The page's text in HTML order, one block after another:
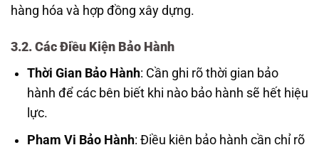
hàng hóa và hợp đồng xây dựng.
3.2. Các Điều Kiện Bảo Hành
Thời Gian Bảo Hành: Cần ghi rõ thời gian bảo
hành để các bên biết khi nào bảo hành sẽ hết hiệu
lực.
Phạm Vi Bảo Hành: Điều kiện bảo hành cần chỉ rõ